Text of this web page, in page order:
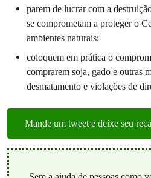
parem de lucrar com a
se comprometam a proteger o
ambientes naturais;
coloquem em prática o
comprarem soja, gado e outras
desmatamento e violações de
Mande um tweet e deixe seu